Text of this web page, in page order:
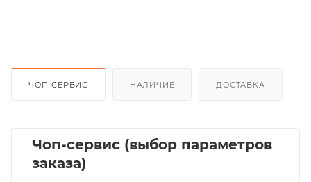
ЧОП-СЕРВИС НАЛИЧИЕ ДОСТАВКА
Чоп-сервис (выбор параметров
заказа)